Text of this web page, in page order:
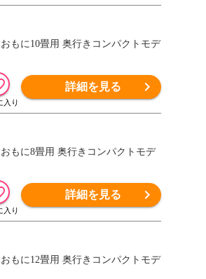
もに10畳用 奥行きコンパクトモデ
詳細を見る
もに8畳用 奥行きコンパクトモデ
詳細を見る
もに12畳用 奥行きコンパクトモデ